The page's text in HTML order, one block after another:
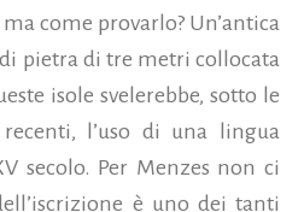
come provarlo? Un’antica
pietra di tre metri collocata
isole svelerebbe, sotto le
l’uso di una lingua
secolo. Per Menzes non ci
è uno dei tanti